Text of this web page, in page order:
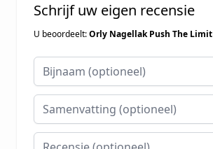
Schrijf uw eigen recensie
U beoordeelt:Orly Nagellak Push The Limit
Bijnaam
Samenvatting
Recensie